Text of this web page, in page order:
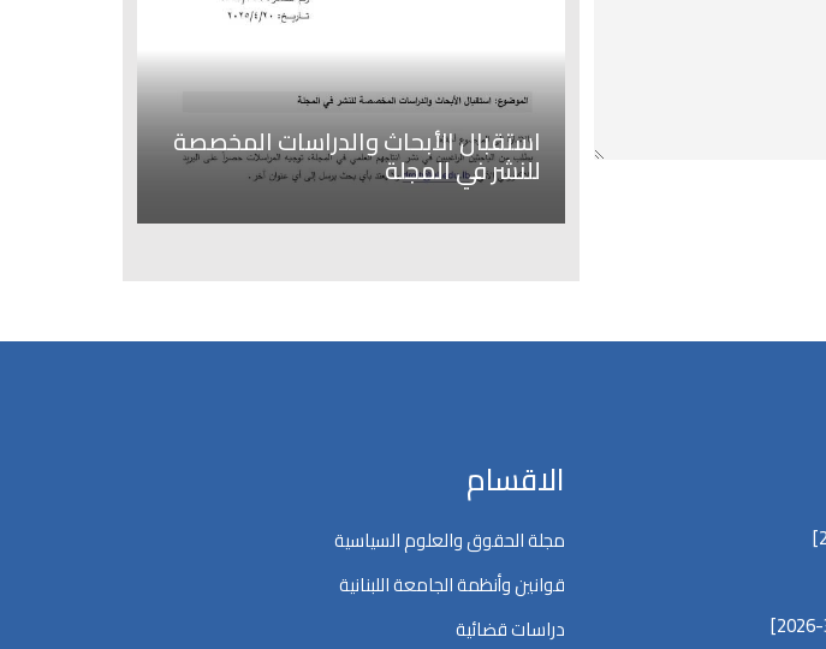
استقبال الأبحاث والدراسات المخصصة
للنشر في المجلة
الاقسام
مجلة الحقوق والعلوم السياسية
قوانين وأنظمة الجامعة اللبنانية
دراسات قضائية